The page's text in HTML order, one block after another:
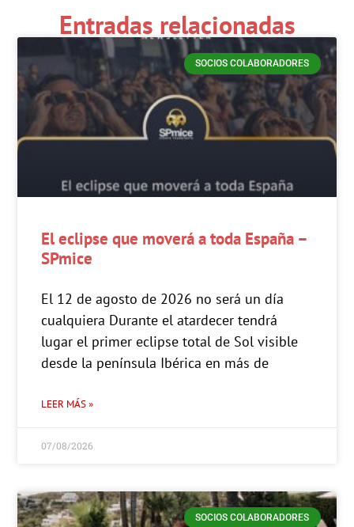
Entradas relacionadas
SOCIOS COLABORADORES
El eclipse que moverá a toda España –
SPmice
El 12 de agosto de 2026 no será un día
cualquiera Durante el atardecer tendrá
lugar el primer eclipse total de Sol visible
desde la península Ibérica en más de
LEER MÁS »
07/08/2026
SOCIOS COLABORADORES